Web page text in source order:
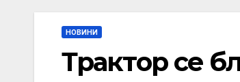
НОВИНИ
Трактор се